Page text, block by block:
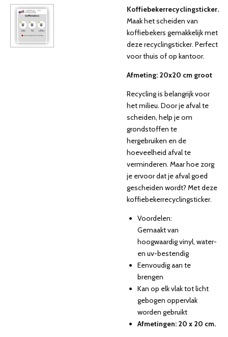
Koffiebekerrecyclingsticker.
Maak het scheiden van
koffiebekers gemakkelijk met
deze recyclingsticker. Perfect
voor thuis of op kantoor.
Afmeting: 20x20 cm groot
Recycling is belangrijk voor
het milieu. Door je afval te
scheiden, help je om
grondstoffen te
hergebruiken en de
hoeveelheid afval te
verminderen. Maar hoe zorg
je ervoor dat je afval goed
gescheiden wordt? Met deze
koffiebekerrecyclingsticker.
Voordelen:
Gemaakt van
hoogwaardig vinyl, water-
en uv-bestendig
Eenvoudig aan te
brengen
Kan op elk vlak tot licht
gebogen oppervlak
worden gebruikt
Afmetingen: 20 x 20 cm.